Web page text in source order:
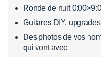
Ronde de nuit
Guitares DIY,
Des photos de vos
qui vont avec